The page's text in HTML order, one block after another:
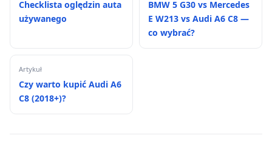
Checklista oględzin auta
używanego
BMW 5 G30 vs Mercedes
E W213 vs Audi A6 C8 —
co wybrać?
Artykuł
Czy warto kupić Audi A6
C8 (2018+)?